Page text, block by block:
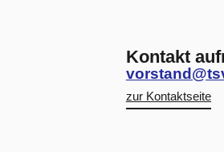
Kontakt
zur Kontaktseite